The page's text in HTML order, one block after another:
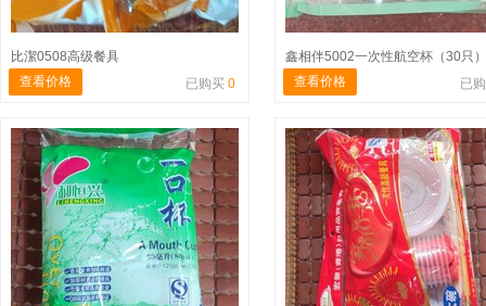
比潔0508高级餐具
查看价格
已购买 0
鑫相伴5002一次性航空杯（30只）
查看价格
已